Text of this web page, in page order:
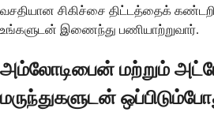
வசதியான சிகிச்சை திட்டத்தைக்
உங்களுடன் இணைந்து பணியாற்றுவார்.
அம்லோடிபைன் மற்றும்
மருந்துகளுடன்